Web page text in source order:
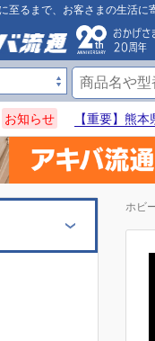
至るまで、お客さまの生活に
お知らせ 【重要】熊
ホビ